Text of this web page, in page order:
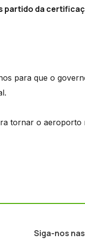
partido da
para que o
tornar o aeroporto
Siga-nos